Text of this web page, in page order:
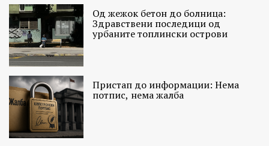
Од жежок бетон до болница:
Здравствени последици од
урбаните топлински острови
Пристап до информации: Нема
потпис, нема жалба